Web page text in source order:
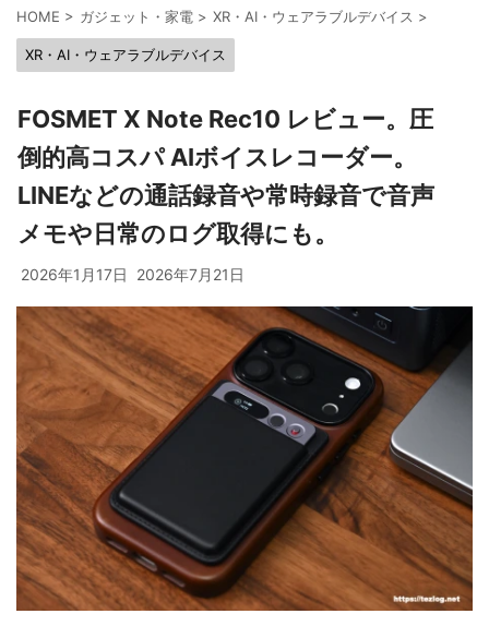
HOME > ガジェット・家電 > XR・AI・ウェアラブルデバイス >
XR・AI・ウェアラブルデバイス
FOSMET X Note Rec10 レビュー。圧
倒的高コスパ AIボイスレコーダー。
LINEなどの通話録音や常時録音で音声
メモや日常のログ取得にも。
2026年1月17日 2026年7月21日